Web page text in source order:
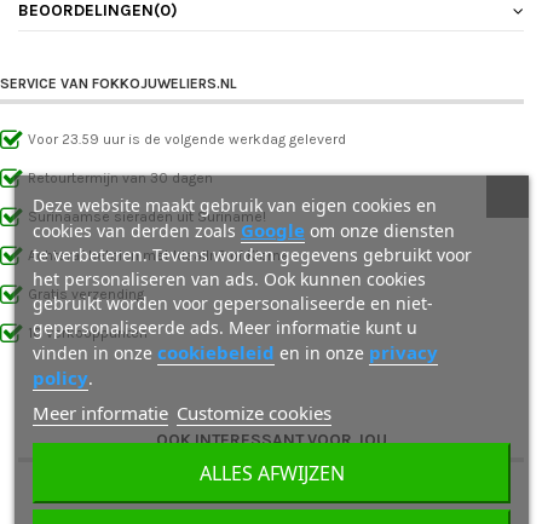
BEOORDELINGEN(0)
SERVICE VAN FOKKOJUWELIERS.NL
Voor 23.59 uur is de volgende werkdag geleverd
Retourtermijn van 30 dagen
Surinaamse sieraden uit Suriname!
Achteraf betalen met IdealIn3 of Klarna
Gratis verzending
10 verkooppunten
OOK INTERESSANT VOOR JOU
Deze website maakt gebruik van eigen cookies en
cookies van derden zoalsGoogleom onze diensten
te verbeteren. Tevens worden gegevens gebruikt voor
het personaliseren van ads. Ook kunnen cookies
gebruikt worden voor gepersonaliseerde en niet-
gepersonaliseerde ads. Meer informatie kunt u
vinden in onze cookiebeleid en in onze privacy
policy.
Meer informatie Customize cookies
ALLES AFWIJZEN